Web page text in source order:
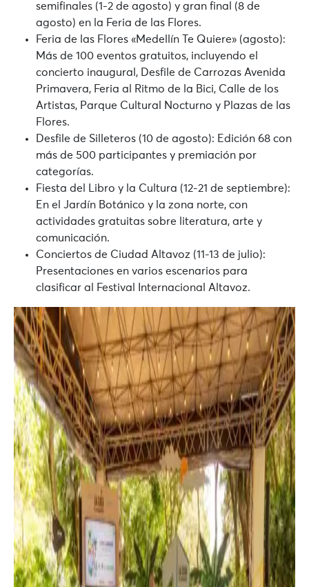
semifinales (1-2 de agosto) y gran final (8 de
agosto) en la Feria de las Flores.
Feria de las Flores «Medellín Te Quiere» (agosto):
Más de 100 eventos gratuitos, incluyendo el
concierto inaugural, Desfile de Carrozas Avenida
Primavera, Feria al Ritmo de la Bici, Calle de los
Artistas, Parque Cultural Nocturno y Plazas de las
Flores.
Desfile de Silleteros (10 de agosto): Edición 68 con
más de 500 participantes y premiación por
categorías.
Fiesta del Libro y la Cultura (12-21 de septiembre):
En el Jardín Botánico y la zona norte, con
actividades gratuitas sobre literatura, arte y
comunicación.
Conciertos de Ciudad Altavoz (11-13 de julio):
Presentaciones en varios escenarios para
clasificar al Festival Internacional Altavoz.